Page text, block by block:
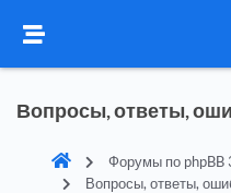
Вопросы, ответы,
Форумы по phpBB
Вопросы, ответы,